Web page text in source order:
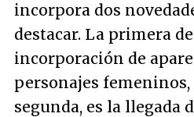
incorpora dos
destacar. La primera
incorporación de
personajes
segunda, es la llegada